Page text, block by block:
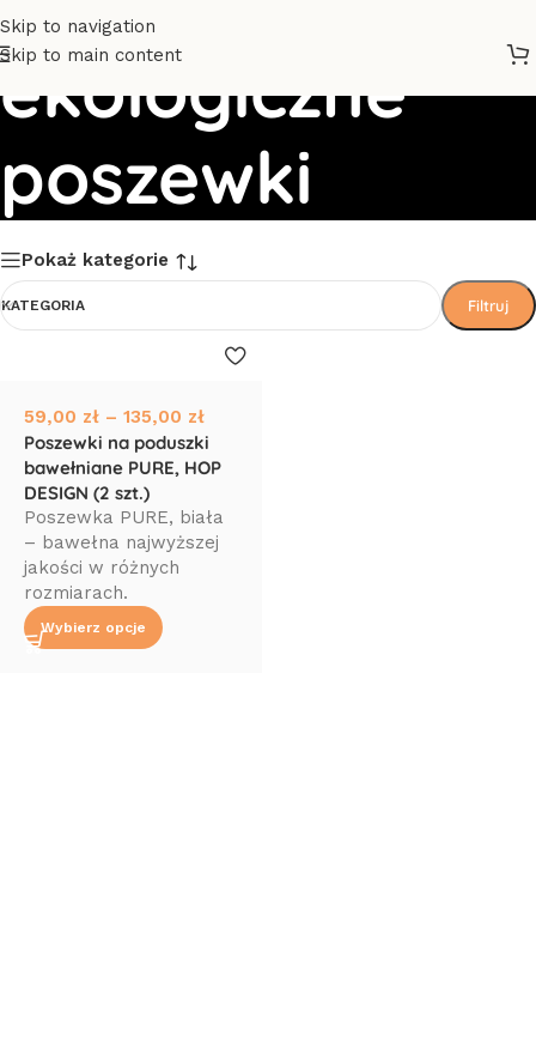
Skip to navigation
Skip to main content
ekologiczne
poszewki
Pokaż kategorie
KATEGORIA Filtruj
59,00 zł – 135,00 zł
Poszewki na poduszki
bawełniane PURE, HOP
DESIGN (2 szt.)
Poszewka PURE, biała
– bawełna najwyższej
jakości w różnych
rozmiarach.
Wybierz opcje